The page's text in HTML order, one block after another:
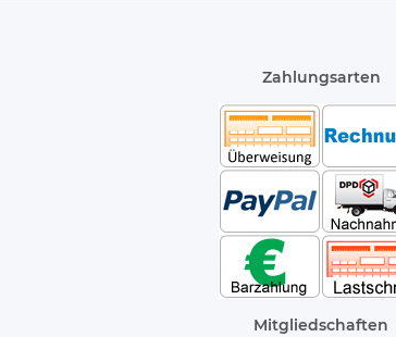
Zahlungsarten
Mitgliedschaften